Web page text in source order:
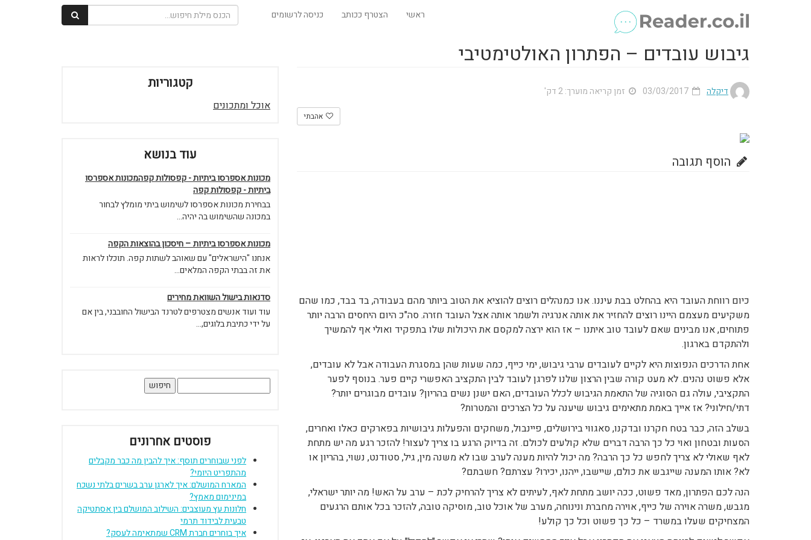
ראשי הצטרף ככותב כניסה לרשומים
גיבוש עובדים – הפתרון האולטימטיבי
דיקלה זמן קריאה מוערך: 2 דק'
אהבתי
כיום רווחת העובד היא בהחלט בבת עיננו. אנו כמנהלים רוצים להוציא את הטוב ביותר מהם בעבודה, בד בבד, כמו שהם
משקיעים מעצמם היינו רוצים להחזיר את אותה אנרגיה ולשמר אותה אצל העובד חזרה. סה"כ היום היחסים הרבה יותר
פתוחים, אנו מבינים שאם לעובד טוב איתנו – אז הוא ירצה למקסם את היכולות שלו בתפקיד ואולי אף להמשיך
ולהתקדם בארגון.
אחת הדרכים הנפוצות היא לקיים לעובדים ערבי גיבוש, ימי כייף, כמה שעות שהן במסגרת העבודה אבל לא עובדים,
אלא פשוט נהנים. לא מעט קורה שבין הרצון שלנו לפרגן לעובד לבין התקציב האפשרי קיים פער. בנוסף לפער
התקציבי, עולה גם הסוגיה של התאמת הגיבוש לכלל העובדים, האם ישנן נשים בהריון? עובדים מבוגרים יותר?
דתי/חילוני? אז אייך באמת מתאימים גיבוש שיענה על כל הצרכים והמטרות?
בשלב הזה, כבר בטח חקרנו ובדקנו, סאגווי בירושלים, פיינבול, משחקים והפעלות גיבושיות בפארקים כאלו ואחרים,
הסעות ובטחון ואוי כל כך הרבה דברים שלא קולעים לכולם. זה בדיוק הרגע בו צריך לעצור! להזכר רגע מה יש מתחת
לאף שאולי לא צריך לחפש כל כך הרבה? מה יכול להיות מענה לערב שבו לא משנה מין, גיל, סטודנט, נשוי, בהריון או
לא? אותו המענה שייגבש את כולם, שיישבו, ייהנו, יכירו? עצרתם? חשבתם?
הנה לכם הפתרון, מאד פשוט, ככה יושב מתחת לאף, לעיתים לא צריך להרחיק לכת – ערב על האש! מה יותר ישראלי,
מגבש, משרה אוירה של כייף, אוירה מחברת ונינוחה, מערב של אוכל טוב, מוסיקה טובה, להזכר בכל אותם הרגעים
המצחיקים שעלו במשרד – כל כך פשוט וכל כך קולע!
הוסף תגובה
קטגוריות
אוכל ומתכונים
עוד בנושא
מכונות אספרסו ביתיות - קפסולות קפהמכונות אספרסו
ביתיות - קפסולות קפה
בבחירת מכונות אספרסו לשימוש ביתי מומלץ לבחור
במכונה שהשימוש בה יהיה...
מכונות אספרסו ביתיות – חיסכון בהוצאות הקפה
אנחנו "הישראלים" עם שאוהב לשתות קפה. תוכלו לראות
את זה בבתי הקפה המלאים...
סדנאות בישול השוואת מחירים
עוד ועוד אנשים מצטרפים לטרנד הבישול החובבני, בין אם
על ידי כתיבת בלוגים,...
חיפוש:
פוסטים אחרונים
לפני שבוחרים תוסף: איך להבין מה כבר מקבלים
מהתפריט היומי?
המארח המושלם: איך לארגן ערב בשרים בלתי נשכח
במינימום מאמץ?
חלונות עץ מעוצבים: השילוב המושלם בין אסתטיקה
טבעית לבידוד תרמי
איך בוחרים חברת CRM שמתאימה לעסק?